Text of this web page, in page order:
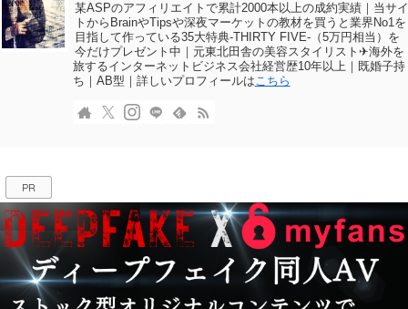
某ASPのアフィリエイトで累計2000本以上の成約実績｜当サ
トからBrainやTipsや深夜マーケットの教材を買うと業界No1を
目指して作っている35大特典-THIRTY FIVE-（5万円相当）を
今だけプレゼント中｜元東北田舎の美容スタイリスト✈海外を
旅するインターネットビジネス会社経営歴10年以上｜既婚子持
ち｜AB型｜詳しいプロフィールはこちら
PR